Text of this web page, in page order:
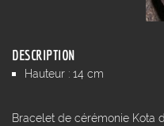
DESCRIPTION
Hauteur : 14 cm
Bracelet de cérémonie Kota